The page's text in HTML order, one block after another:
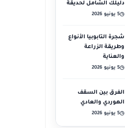
دليلك الشامل لحديقة
عطرية
◷5 يونيو 2026
شجرة التابوبيا الأنواع
وطريقة الزراعة
والعناية
◷5 يونيو 2026
الفرق بين السقف
الهوردي والعادي
◷5 يونيو 2026